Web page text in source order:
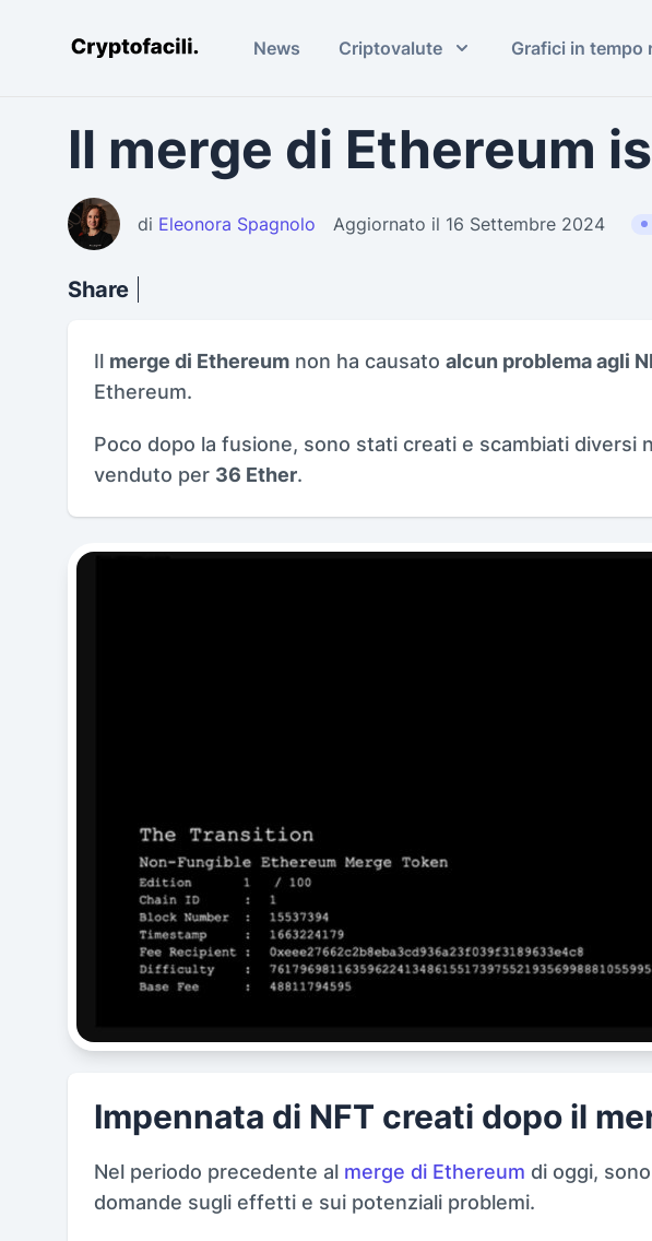
Cryptofacili.com News Criptovalute Grafici in tempo
Il merge di Ethereum
di Eleonora Spagnolo Aggiornato il 16 Settembre 2024
Share
Il merge di Ethereum non ha causato alcun problema agli
Ethereum.
Poco dopo la fusione, sono stati creati e scambiati diversi
venduto per 36 Ether.
Impennata di NFT creati dopo il
Nel periodo precedente al merge di Ethereum di oggi,
domande sugli effetti e sui potenziali problemi.